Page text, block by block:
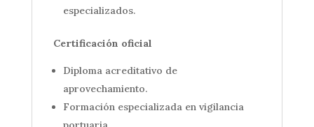
especializados.
Certificación oficial
Diploma acreditativo de
aprovechamiento.
Formación especializada en vigilancia